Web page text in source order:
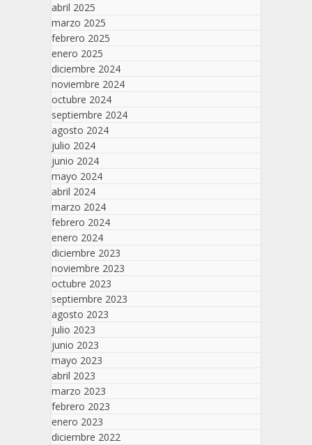
abril 2025
marzo 2025
febrero 2025
enero 2025
diciembre 2024
noviembre 2024
octubre 2024
septiembre 2024
agosto 2024
julio 2024
junio 2024
mayo 2024
abril 2024
marzo 2024
febrero 2024
enero 2024
diciembre 2023
noviembre 2023
octubre 2023
septiembre 2023
agosto 2023
julio 2023
junio 2023
mayo 2023
abril 2023
marzo 2023
febrero 2023
enero 2023
diciembre 2022